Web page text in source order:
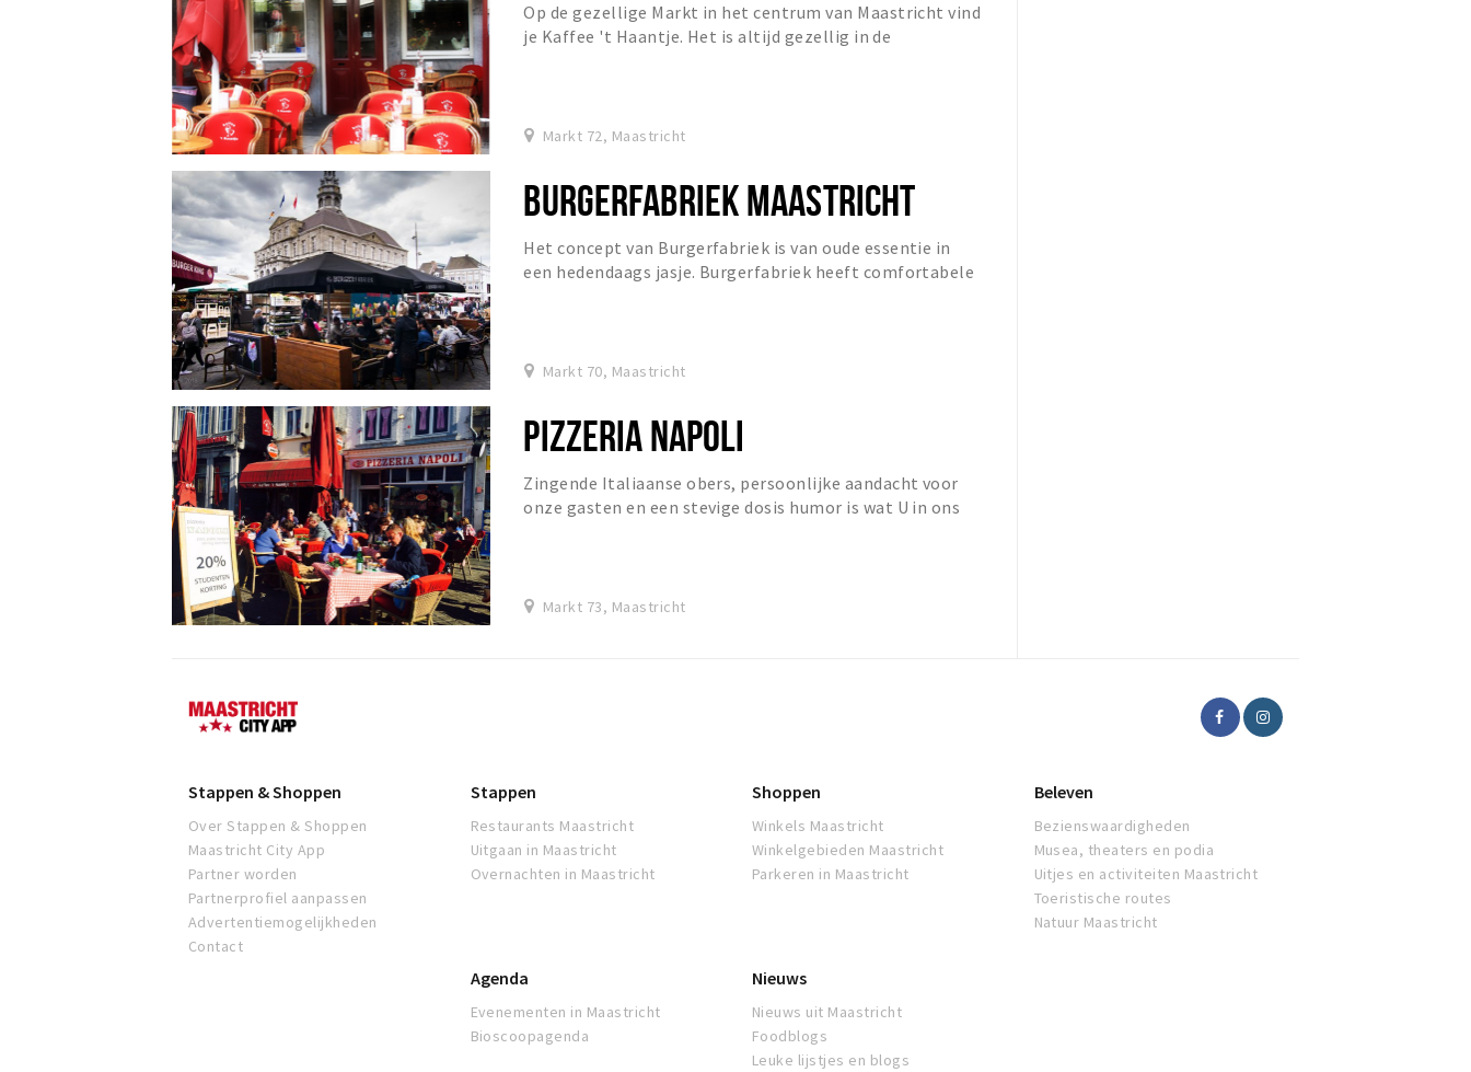
Op de gezellige Markt in het centrum van Maastricht vind
je Kaffee 't Haantje. Het is altijd gezellig in de
Markt 72, Maastricht
BURGERFABRIEK MAASTRICHT
Het concept van Burgerfabriek is van oude essentie in
een hedendaags jasje. Burgerfabriek heeft comfortabele
Markt 70, Maastricht
PIZZERIA NAPOLI
Zingende Italiaanse obers, persoonlijke aandacht voor
onze gasten en een stevige dosis humor is wat U in ons
Markt 73, Maastricht
Maastricht
Stappen & Shoppen
Over Stappen & Shoppen
Maastricht City App
Partner worden
Partnerprofiel aanpassen
Advertentiemogelijkheden
Contact
Stappen
Restaurants Maastricht
Uitgaan in Maastricht
Overnachten in Maastricht
Shoppen
Winkels Maastricht
Winkelgebieden Maastricht
Parkeren in Maastricht
Beleven
Bezienswaardigheden
Musea, theaters en podia
Uitjes en activiteiten Maastricht
Toeristische routes
Natuur Maastricht
Agenda
Evenementen in Maastricht
Bioscoopagenda
Nieuws
Nieuws uit Maastricht
Foodblogs
Leuke lijstjes en blogs